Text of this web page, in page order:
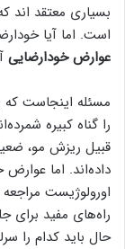
بسیاری معتقد اند
است. اما آیا
عوارض خودارضایی
مسئله اینجاست که
را گناه کبیره
قبیل ریزش مو،
داده‌اند. اما
اورولوژیست
راه‌های مفید برای
حال باید کدام را